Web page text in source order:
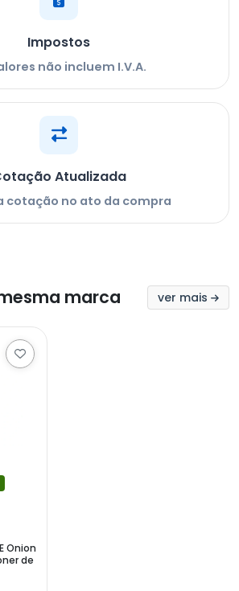
Impostos
não incluem I.V.A.
Atualizada
cotação no ato da compra
marca ver mais
Onion
de